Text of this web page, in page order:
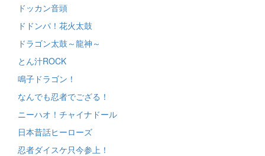
ドッカン音頭
ドドンパ！花火太鼓
ドラゴン太鼓～龍神～
とん汁ROCK
鳴子ドラゴン！
なんでも忍者でござる！
ニーハオ！チャイナドール
日本昔話ヒーローズ
忍者ダイスケ只今参上！